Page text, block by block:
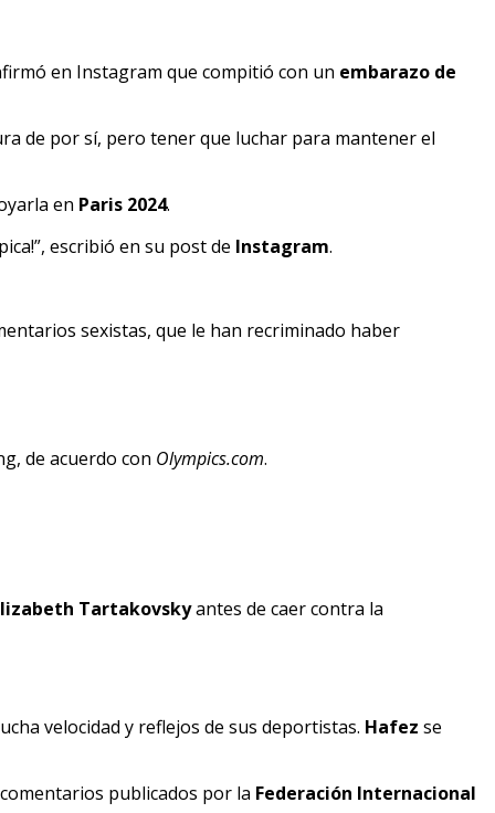
en Instagram que compitió con un embarazo de
de por sí, pero tener que luchar para mantener el
en Paris 2024.
escribió en su post de Instagram.
sexistas, que le han recriminado haber
de acuerdo con Olympics.com.
Tartakovskyantes de caer contra la
velocidad y reflejos de sus deportistas. Hafez se
publicados por la Federación Internacional